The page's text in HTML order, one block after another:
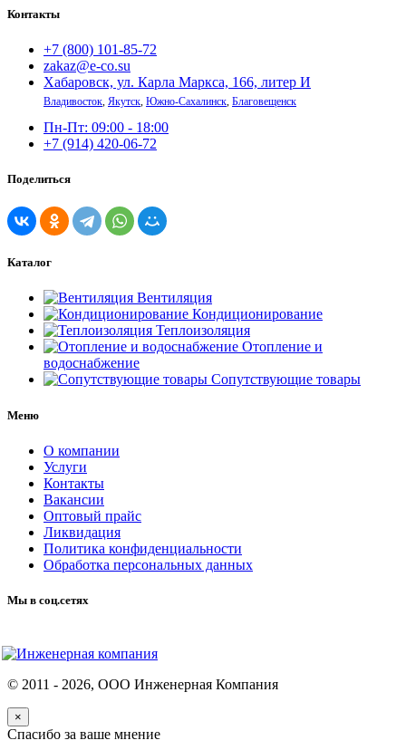
Контакты
+7 (800) 101-85-72
zakaz@e-co.su
Хабаровск, ул. Карла Маркса, 166, литер И
Владивосток Якутск Южно-Сахалинск Благовещенск
Пн-Пт: 09:00 - 18:00
+7 (914) 420-06-72
Поделиться
Каталог
Вентиляция
Кондиционирование
Теплоизоляция
Отопление и
водоснабжение
Сопутствующие товары
Меню
О компании
Услуги
Контакты
Вакансии
Оптовый прайс
Ликвидация
Политика конфиденциальности
Обработка персональных данных
Мы в соц.сетях
© 2011 - 2026, ООО Инженерная Компания
×
Спасибо за ваше мнение